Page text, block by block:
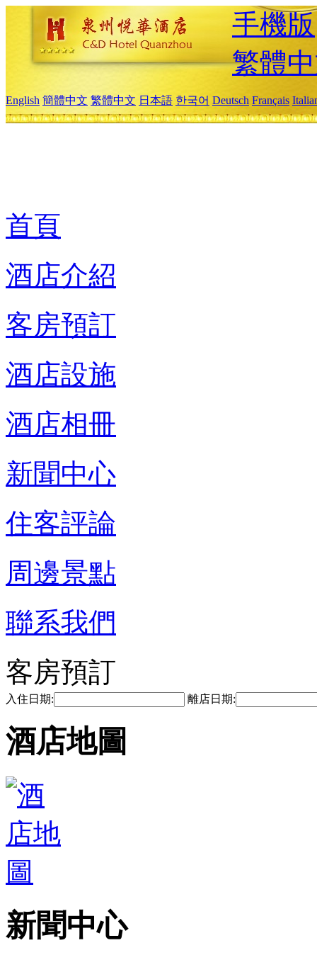
手機版
繁體
English 簡體中文 繁體中文 日本語 한국어 Deutsch Français
首頁
酒店介紹
客房預訂
酒店設施
酒店相冊
新聞中心
住客評論
周邊景點
聯系我們
客房預訂
入住日期: 離店日期:
酒店地圖
新聞中心